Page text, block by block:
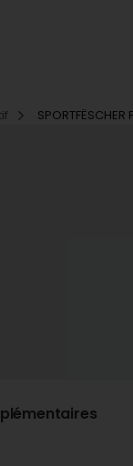
SPORTFËSCHER